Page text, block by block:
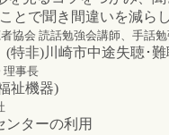
とで聞き間違いを減らし
協会 読話勉強会講師、手話
特非)川崎市中途失聴･
理事長
祉機器)
ンターの利用